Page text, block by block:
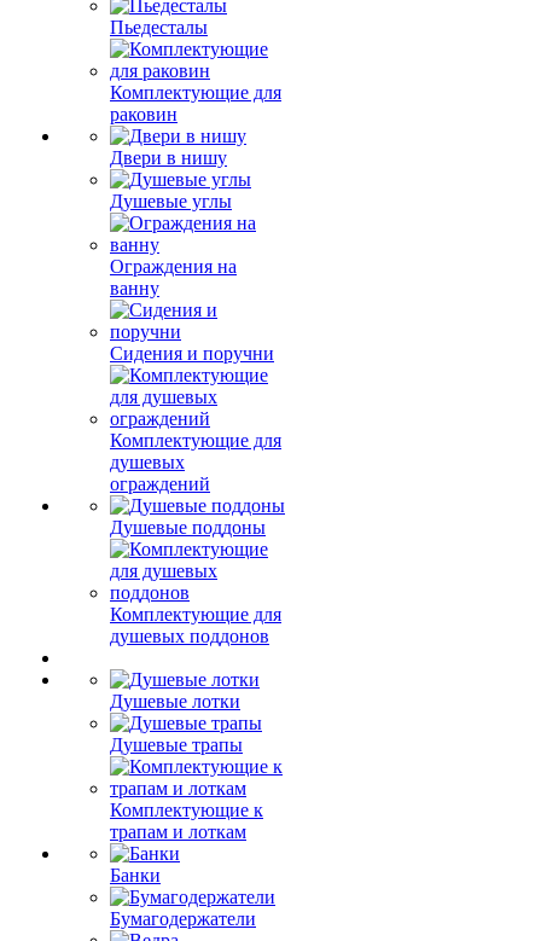
Пьедесталы
Комплектующие для
раковин
Двери в нишу
Душевые углы
Ограждения на
ванну
Сидения и поручни
Комплектующие для
душевых
ограждений
Душевые поддоны
Комплектующие для
душевых поддонов
Душевые лотки
Душевые трапы
Комплектующие к
трапам и лоткам
Банки
Бумагодержатели